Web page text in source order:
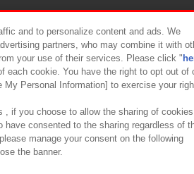
について カスタマーハラスメント対応
and to personalize content and ads. We
partners, who may combine it with
your use of their services. Please click "
each cookie. You have the right to opt out of
Personal Information] to exercise your
, if you choose to allow the sharing of cookies
have consented to the sharing regardless of
manage your consent on the following
the banner.